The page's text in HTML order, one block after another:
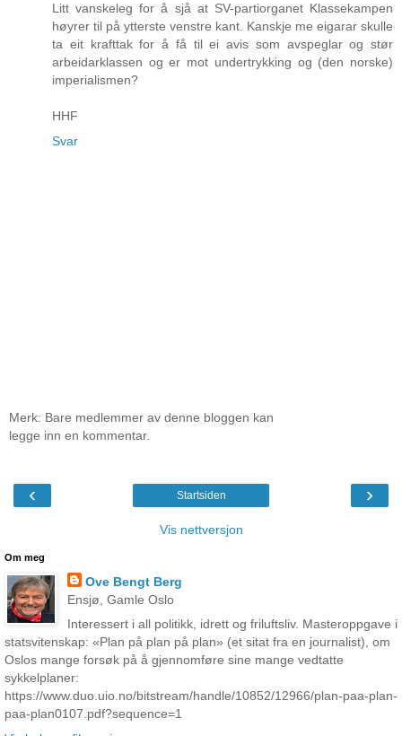
Litt vanskeleg for å sjå at SV-partiorganet Klassekampen
høyrer til på ytterste venstre kant. Kanskje me eigarar skulle
ta eit krafttak for å få til ei avis som avspeglar og stør
arbeidarklassen og er mot undertrykking og (den norske)
imperialismen?
HHF
Svar
Merk: Bare medlemmer av denne bloggen kan
legge inn en kommentar.
‹ ›
Startsiden
Vis nettversjon
Om meg
Ove Bengt Berg
Ensjø, Gamle Oslo
Interessert i all politikk, idrett og friluftsliv. Masteroppgave i
statsvitenskap: «Plan på plan på plan» (et sitat fra en journalist), om
Oslos mange forsøk på å gjennomføre sine mange vedtatte
sykkelplaner:
https://www.duo.uio.no/bitstream/handle/10852/12966/plan-paa-plan-
paa-plan0107.pdf?sequence=1